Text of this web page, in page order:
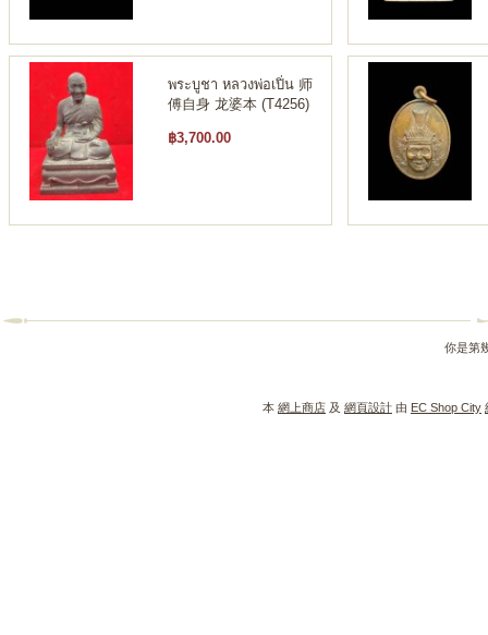
พระบูชา หลวงพ่อเปิ่น 师
傅自身 龙婆本 (T4256)
฿3,700.00
你是第
本 網上商店 及 網頁設計 由 EC Shop City